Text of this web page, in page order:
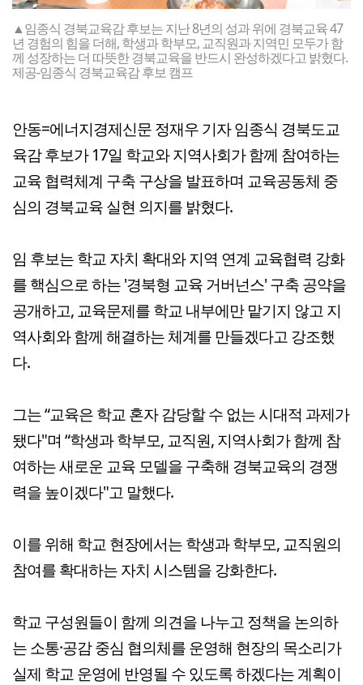
▲임종식 경북교육감 후보는 지난 8년의 성과 위에 경북교육 47
년 경험의 힘을 더해, 학생과 학부모, 교직원과 지역민 모두가 함
께 성장하는 더 따뜻한 경북교육을 반드시 완성하겠다고 밝혔다.
제공-임종식 경북교육감 후보 캠프
안동=에너지경제신문 정재우 기자 임종식 경북도교
육감 후보가 17일 학교와 지역사회가 함께 참여하는
교육 협력체계 구축 구상을 발표하며 교육공동체 중
심의 경북교육 실현 의지를 밝혔다.
임 후보는 학교 자치 확대와 지역 연계 교육협력 강화
를 핵심으로 하는 '경북형 교육 거버넌스' 구축 공약을
공개하고, 교육문제를 학교 내부에만 맡기지 않고 지
역사회와 함께 해결하는 체계를 만들겠다고 강조했
다.
그는 “교육은 학교 혼자 감당할 수 없는 시대적 과제가
됐다"며 “학생과 학부모, 교직원, 지역사회가 함께 참
여하는 새로운 교육 모델을 구축해 경북교육의 경쟁
력을 높이겠다"고 말했다.
이를 위해 학교 현장에서는 학생과 학부모, 교직원의
참여를 확대하는 자치 시스템을 강화한다.
학교 구성원들이 함께 의견을 나누고 정책을 논의하
는 소통·공감 중심 협의체를 운영해 현장의 목소리가
실제 학교 운영에 반영될 수 있도록 하겠다는 계획이